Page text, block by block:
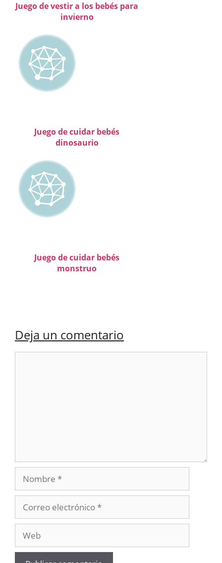
Juego de vestir a los bebés para
invierno
Juego de cuidar bebés
dinosaurio
Juego de cuidar bebés
monstruo
Deja un comentario
Nombre
electrónico